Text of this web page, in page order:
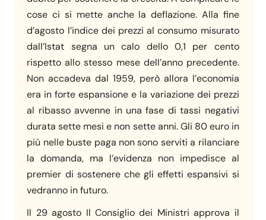
cose ci si mette anche la deflazione. Alla fine
d’agosto l’indice dei prezzi al consumo misurato
dall’Istat segna un calo dello 0,1 per cento
rispetto allo stesso mese dell’anno precedente.
Non accadeva dal 1959, però allora l’economia
era in forte espansione e la variazione dei prezzi
al ribasso avvenne in una fase di tassi negativi
durata sette mesi e non sette anni. Gli 80 euro in
più nelle buste paga non sono serviti a rilanciare
la domanda, ma l’evidenza non impedisce al
premier di sostenere che gli effetti espansivi si
vedranno in futuro.
Il 29 agosto Il Consiglio dei Ministri approva il